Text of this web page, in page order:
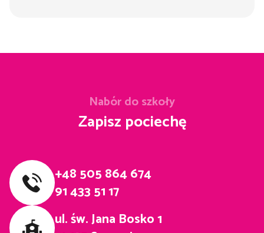
Nabór do szkoły
Zapisz pociechę
+48 505 864 674
91 433 51 17
ul. św. Jana Bosko 1